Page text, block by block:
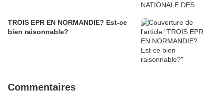
TROIS EPR EN NORMANDIE? Est-ce
bien raisonnable?
Commentaires